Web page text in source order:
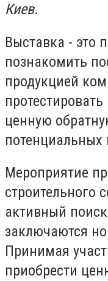
Киев.
Выставка - это
познакомить
продукцией
ценную
потенциальных
Мероприятие
строительного
активный
заключаются
Принимая
приобрести